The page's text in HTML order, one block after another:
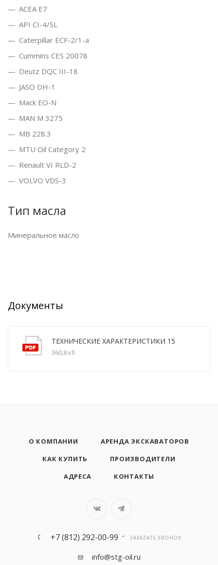
ACEA E7
API CI-4/SL
Caterpillar ECF-2/1-a
Cummins CES 20078
Deutz DQC III-18
JASO DH-1
Mack EO-N
MAN M 3275
MB 228.3
MTU Oil Category 2
Renault VI RLD-2
VOLVO VDS-3
Тип масла
Минеральное масло
Документы
ТЕХНИЧЕСКИЕ ХАРАКТЕРИСТИКИ 15
360,8 кб
О КОМПАНИИ
АРЕНДА ЭКСКАВАТОРОВ
КАК КУПИТЬ
ПРОИЗВОДИТЕЛИ
АДРЕСА
КОНТАКТЫ
+7 (812) 292-00-99 ЗАКАЗАТЬ ЗВОНОК
info@stg-oil.ru